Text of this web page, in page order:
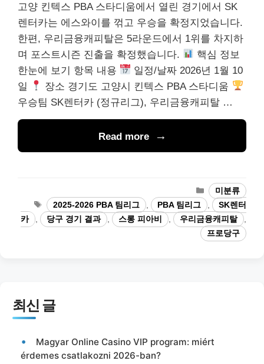
고양 킨텍스 PBA 스타디움에서 열린 경기에서 SK
렌터카는 에스와이를 꺾고 우승을 확정지었습니다.
한편, 우리금융캐피탈은 5라운드에서 1위를 차지하
며 포스트시즌 진출을 확정했습니다.
핵심 정보
한눈에 보기 항목 내용
일정/날짜 2026년 1월 10
일
장소 경기도 고양시 킨텍스 PBA 스타디움
우승팀 SK렌터카 (정규리그), 우리금융캐피탈 …
Read more
카
테
고
리
미분류
태
그
2025-2026 PBA 팀리그 PBA 팀리그
SK렌터
카
당구 경기 결과 스롱 피아비 우리금융캐피탈
프로당구
최신 글
Magyar Online Casino VIP program: miért
érdemes csatlakozni 2026-ban?